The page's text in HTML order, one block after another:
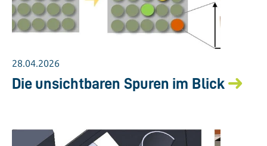
28.04.2026
Die unsichtbaren Spuren im Blick